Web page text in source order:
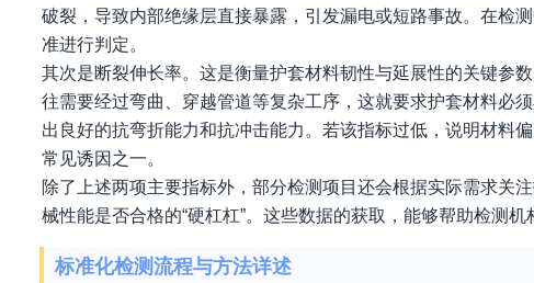
破裂，导致内部绝缘层直接暴露，引发漏电或短路事故。在检
准进行判定。
其次是断裂伸长率。这是衡量护套材料韧性与延展性的关键参
往需要经过弯曲、穿越管道等复杂工序，这就要求护套材料必
出良好的抗弯折能力和抗冲击能力。若该指标过低，说明材料
常见诱因之一。
除了上述两项主要指标外，部分检测项目还会根据实际需求关
械性能是否合格的“硬杠杠”。这些数据的获取，能够帮助检测
标准化检测流程与方法详述